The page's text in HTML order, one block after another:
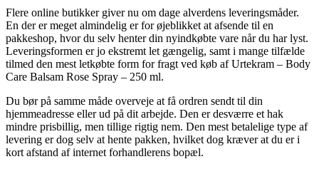
Flere online butikker giver nu om dage alverdens leveringsmåder.
En der er meget almindelig er for øjeblikket at afsende til en
pakkeshop, hvor du selv henter din nyindkøbte vare når du har lyst.
Leveringsformen er jo ekstremt let gængelig, samt i mange tilfælde
tilmed den mest letkøbte form for fragt ved køb af Urtekram – Body
Care Balsam Rose Spray – 250 ml.
Du bør på samme måde overveje at få ordren sendt til din
hjemmeadresse eller ud på dit arbejde. Den er desværre et hak
mindre prisbillig, men tillige rigtig nem. Den mest betalelige type af
levering er dog selv at hente pakken, hvilket dog kræver at du er i
kort afstand af internet forhandlerens bopæl.